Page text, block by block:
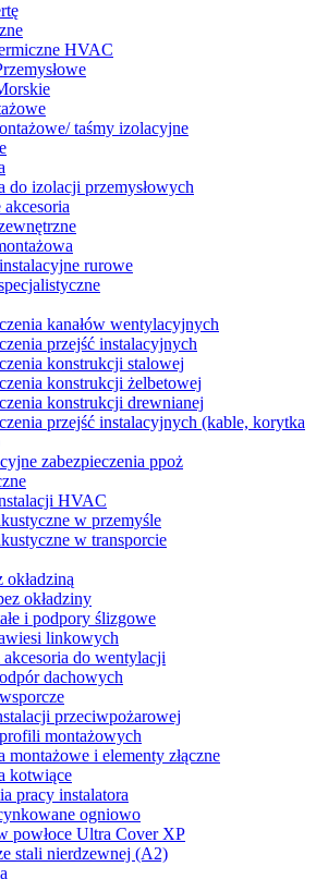
HVAC
taśmy izolacyjne
do izolacji przemysłowych
akcesoria
rurowe
kanałów wentylacyjnych
przejść instalacyjnych
konstrukcji stalowej
konstrukcji żelbetowej
konstrukcji drewnianej
przejść instalacyjnych (kable, korytka
zabezpieczenia ppoż
HVAC
w przemyśle
w transporcie
okładziny
i podpory ślizgowe
linkowych
do wentylacji
dachowych
przeciwpożarowej
montażowych
montażowe i elementy złączne
kotwiące
pracy instalatora
ogniowo
powłoce Ultra Cover XP
stali nierdzewnej (A2)